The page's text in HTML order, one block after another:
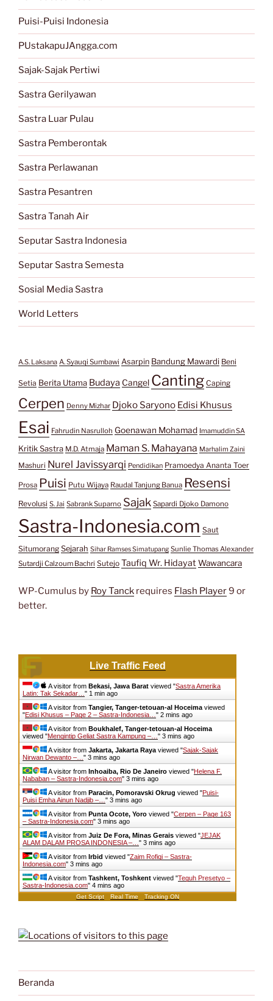
Puisi-Puisi Indonesia
PUstakapuJAngga.com
Sajak-Sajak Pertiwi
Sastra Gerilyawan
Sastra Luar Pulau
Sastra Pemberontak
Sastra Perlawanan
Sastra Pesantren
Sastra Tanah Air
Seputar Sastra Indonesia
Seputar Sastra Semesta
Sosial Media Sastra
World Letters
A.S. Laksana A. Syauqi Sumbawi Asarpin Bandung Mawardi Beni
Setia Berita Utama Budaya Cangel Canting Caping
Cerpen Denny Mizhar Djoko Saryono Edisi Khusus
Esai Fahrudin Nasrulloh Goenawan Mohamad Imamuddin SA
Kritik Sastra M.D. Atmaja Maman S. Mahayana Marhalim Zaini
Mashuri Nurel Javissyarqi Pendidikan Pramoedya Ananta Toer
Prosa Puisi Putu Wijaya Raudal Tanjung Banua Resensi
Revolusi S. Jai Sabrank Suparno Sajak Sapardi Djoko Damono
Sastra-Indonesia.com Saut
Situmorang Sejarah Sihar Ramses Simatupang Sunlie Thomas Alexander
Sutardji Calzoum Bachri Sutejo Taufiq Wr. Hidayat Wawancara
WP-Cumulus by Roy Tanck requires Flash Player9 or
better.
Live Traffic Feed
A visitor from Bekasi, Jawa Barat viewed "Sastra Amerika
Latin: Tak Sekadar… " 1 min ago
A visitor from Tangier, Tanger-tetouan-al Hoceima viewed
"Edisi Khusus – Page 2 – Sastra-Indonesia… " 2 mins ago
A visitor from Boukhalef, Tanger-tetouan-al Hoceima
viewed "Mengintip Geliat Sastra Kampung –… " 3 mins ago
A visitor from Jakarta, Jakarta Raya viewed "Sajak-Sajak
Nirwan Dewanto –… " 3 mins ago
A visitor from Inhoaiba, Rio De Janeiro viewed "Helena F.
Nababan – Sastra-Indonesia.com" 3 mins ago
A visitor from Paracin, Pomoravski Okrug viewed "Puisi-
Puisi Emha Ainun Nadjib –… " 3 mins ago
A visitor from Punta Ocote, Yoro viewed "Cerpen – Page 163
– Sastra-Indonesia.com" 3 mins ago
A visitor from Juiz De Fora, Minas Gerais viewed "JEJAK
ALAM DALAM PROSA INDONESIA –… " 3 mins ago
A visitor from Irbid viewed "Zaim Rofiqi – Sastra-
Indonesia.com" 3 mins ago
A visitor from Tashkent, Toshkent viewed "Teguh Presetyo –
Sastra-Indonesia.com" 4 mins ago
Get Script Real Time Tracking ON
Beranda